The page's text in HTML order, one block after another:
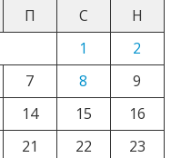
П С
Н
1
2
7 8
9
14 15
16
21 22
23